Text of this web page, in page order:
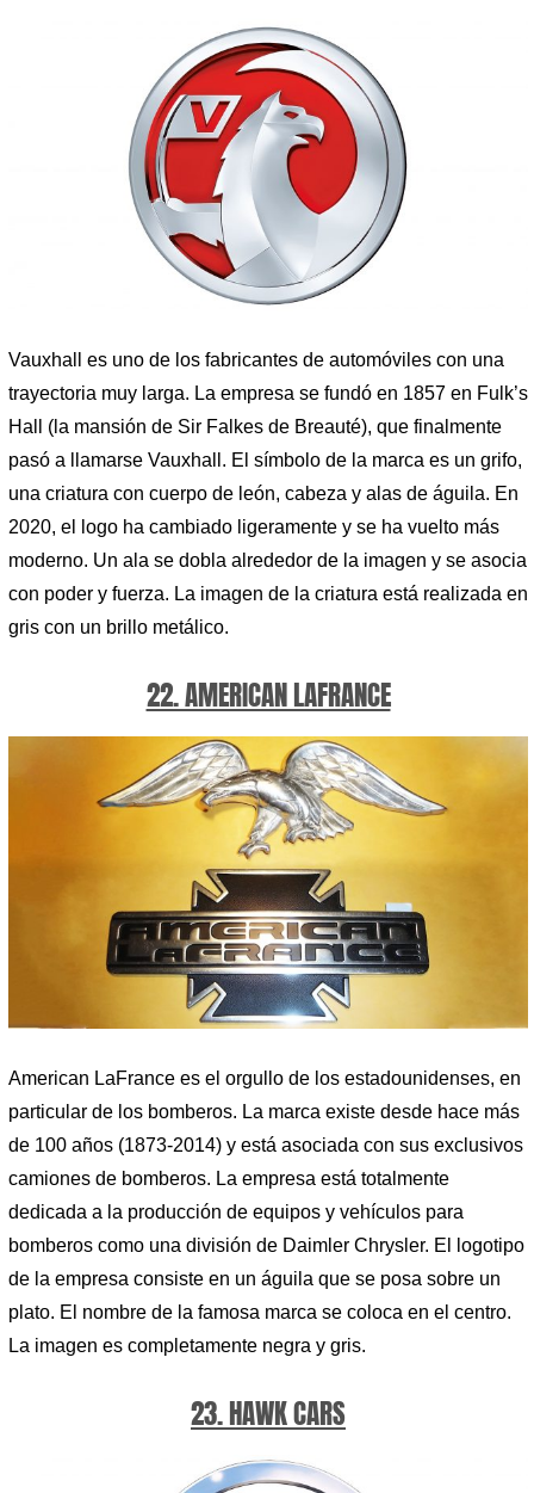
Vauxhall es uno de los fabricantes de automóviles con una
trayectoria muy larga. La empresa se fundó en 1857 en Fulk’s
Hall (la mansión de Sir Falkes de Breauté), que finalmente
pasó a llamarse Vauxhall. El símbolo de la marca es un grifo,
una criatura con cuerpo de león, cabeza y alas de águila. En
2020, el logo ha cambiado ligeramente y se ha vuelto más
moderno. Un ala se dobla alrededor de la imagen y se asocia
con poder y fuerza. La imagen de la criatura está realizada en
gris con un brillo metálico.
22. AMERICAN LAFRANCE
American LaFrance es el orgullo de los estadounidenses, en
particular de los bomberos. La marca existe desde hace más
de 100 años (1873-2014) y está asociada con sus exclusivos
camiones de bomberos. La empresa está totalmente
dedicada a la producción de equipos y vehículos para
bomberos como una división de Daimler Chrysler. El logotipo
de la empresa consiste en un águila que se posa sobre un
plato. El nombre de la famosa marca se coloca en el centro.
La imagen es completamente negra y gris.
23. HAWK CARS